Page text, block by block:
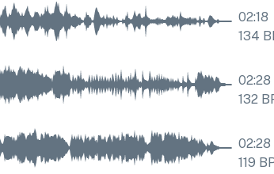
02:18
134
02:28
132
02:28
119